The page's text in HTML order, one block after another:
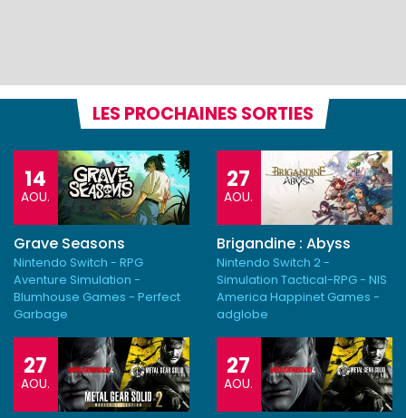
LES PROCHAINES SORTIES
14
AOU.
Grave Seasons
Nintendo Switch - RPG
Aventure Simulation -
Blumhouse Games - Perfect
Garbage
27
AOU.
Brigandine : Abyss
Nintendo Switch 2 -
Simulation Tactical-RPG - NIS
America Happinet Games -
adglobe
27
AOU.
27
AOU.